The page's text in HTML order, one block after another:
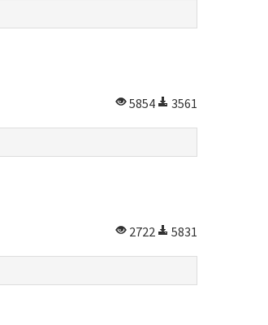
5854 3561
2722 5831